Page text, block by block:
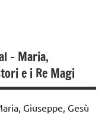
– Maria,
e i Re Magi
Giuseppe, Gesù